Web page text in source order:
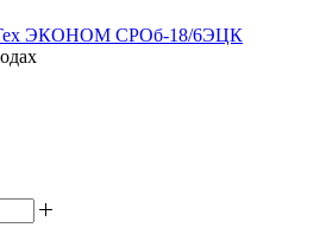
ЭКОНОМ СРОб-18/6ЭЦК